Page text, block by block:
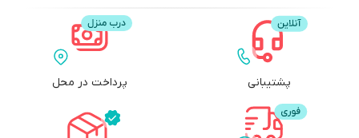
پشتیبانی پرداخت در محل